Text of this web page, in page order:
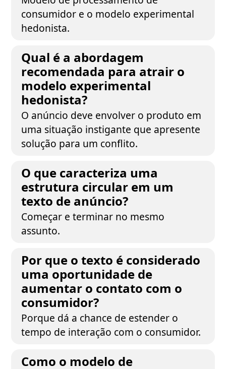
consumidor e o modelo experimental
hedonista.
Qual é a abordagem
recomendada para atrair o
modelo experimental
hedonista?
O anúncio deve envolver o produto em
uma situação instigante que apresente
solução para um conflito.
O que caracteriza uma
estrutura circular em um
texto de anúncio?
Começar e terminar no mesmo
assunto.
Por que o texto é considerado
uma oportunidade de
aumentar o contato com o
consumidor?
Porque dá a chance de estender o
tempo de interação com o consumidor.
Como o modelo de